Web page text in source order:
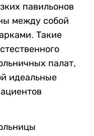
павильонов
между собой
Такие
палат,
идеальные